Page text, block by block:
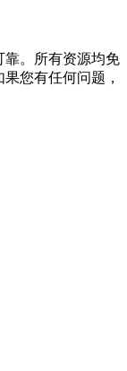
靠。所有资源均免
您有任何问题，